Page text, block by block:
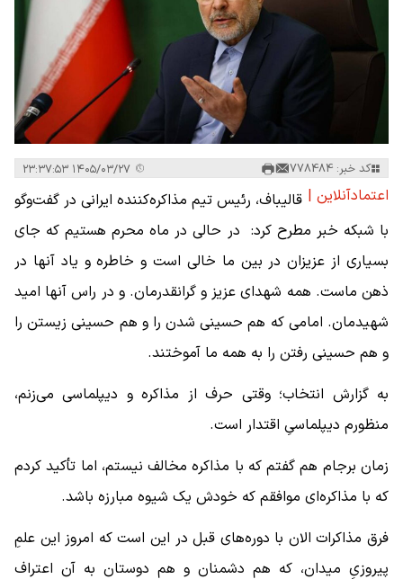
کد خبر: 778484
اعتمادآنلاین | قالیباف، رئیس تیم مذاکره‌کننده ایرانی در گفت‌و‌گو
با شبکه خبر مطرح کرد: در حالی در ماه محرم هستیم که جای
بسیاری از عزیزان در بین ما خالی است و خاطره و یاد آنها در
ذهن ماست. همه شهدای عزیز و گرانقدرمان. و در راس آنها امید
شهیدمان. امامی که هم حسینی شدن را و هم حسینی زیستن را
و هم حسینی رفتن را به همه ما آموختند.
به گزارش انتخاب؛ وقتی حرف از مذاکره و دیپلماسی می‌زنم،
منظورم دیپلماسیِ اقتدار است.
زمان برجام هم گفتم که با مذاکره مخالف نیستم، اما تأکید کردم
که با مذاکره‌ای موافقم که خودش یک شیوه مبارزه باشد.
فرق مذاکرات الان با دوره‌های قبل در این است که امروز این علمِ
پیروزیِ میدان، که هم دشمنان و هم دوستان به آن اعتراف